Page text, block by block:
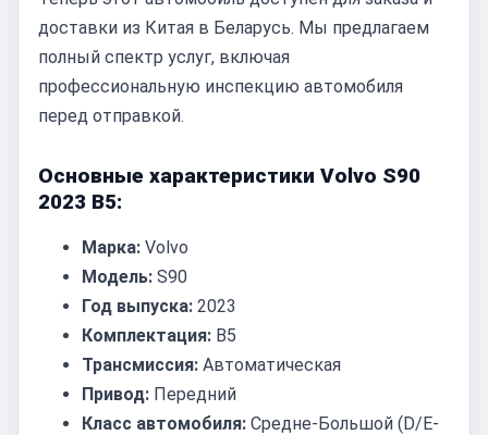
доставки из Китая в Беларусь. Мы предлагаем
полный спектр услуг, включая
профессиональную инспекцию автомобиля
перед отправкой.
Основные характеристики Volvo S90
2023 B5:
Марка: Volvo
Модель: S90
Год выпуска: 2023
Комплектация: B5
Трансмиссия: Автоматическая
Привод: Передний
Класс автомобиля: Средне-Большой (D/E-